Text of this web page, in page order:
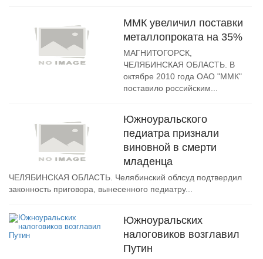
ММК увеличил поставки
металлопроката на 35%
МАГНИТОГОРСК,
ЧЕЛЯБИНСКАЯ ОБЛАСТЬ. В
октябре 2010 года ОАО "ММК"
поставило российским...
Южноуральского
педиатра признали
виновной в смерти
младенца
ЧЕЛЯБИНСКАЯ ОБЛАСТЬ. Челябинский облсуд подтвердил
законность приговора, вынесенного педиатру...
Южноуральских
налоговиков возглавил
Путин